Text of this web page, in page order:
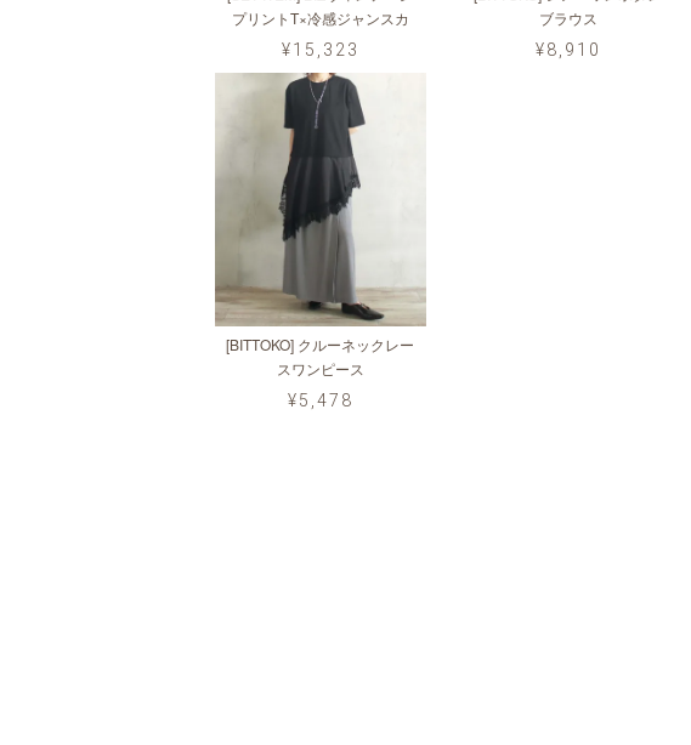
プリントT×冷感ジャンスカ
¥15,323
ブラウス
¥8,910
No.6
[BITTOKO] クルーネックレー
スワンピース
¥5,478